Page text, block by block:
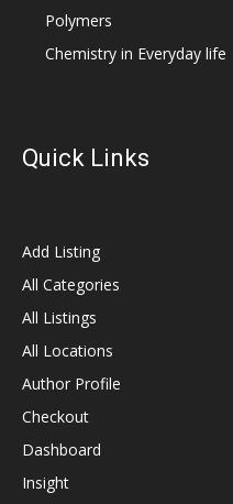
Polymers
Chemistry in Everyday life
Quick Links
Add Listing
All Categories
All Listings
All Locations
Author Profile
Checkout
Dashboard
Insight